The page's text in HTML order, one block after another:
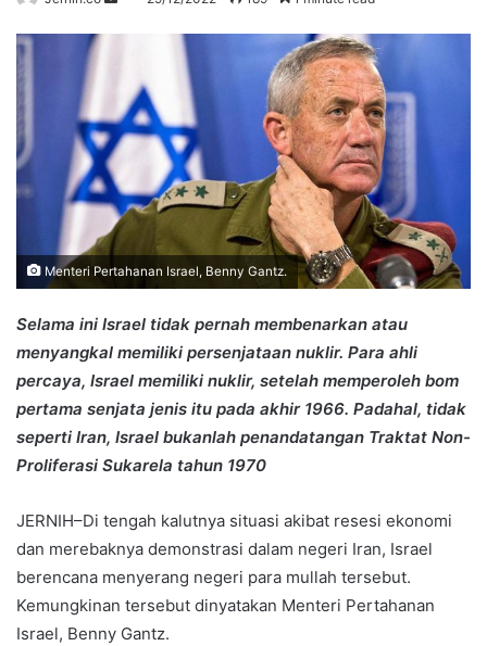
Menteri Pertahanan Israel, Benny Gantz.
Selama ini Israel tidak pernah membenarkan atau
menyangkal memiliki persenjataan nuklir. Para ahli
percaya, Israel memiliki nuklir, setelah memperoleh bom
pertama senjata jenis itu pada akhir 1966. Padahal, tidak
seperti Iran, Israel bukanlah penandatangan Traktat Non-
Proliferasi Sukarela tahun 1970
JERNIH–Di tengah kalutnya situasi akibat resesi ekonomi
dan merebaknya demonstrasi dalam negeri Iran, Israel
berencana menyerang negeri para mullah tersebut.
Kemungkinan tersebut dinyatakan Menteri Pertahanan
Israel, Benny Gantz.